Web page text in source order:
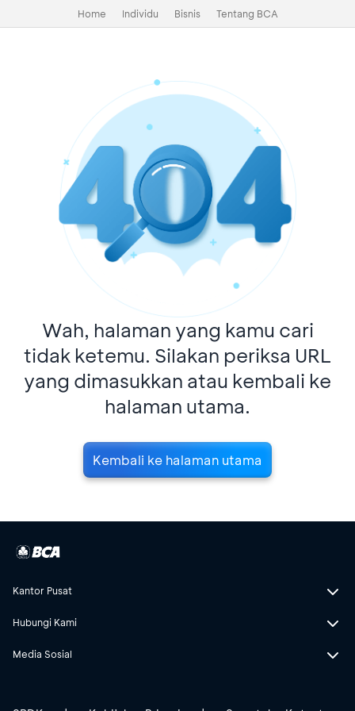
Home Individu Bisnis Tentang BCA
Wah, halaman yang kamu cari
tidak ketemu. Silakan periksa URL
yang dimasukkan atau kembali ke
halaman utama.
Kembali ke halaman utama
Kantor Pusat
Hubungi Kami
Media Sosial